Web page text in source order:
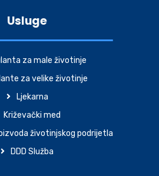
Usluge
za male životinje
za velike životinje
Ljekarna
Križevački med
životinjskog podrijetla
DDD Služba